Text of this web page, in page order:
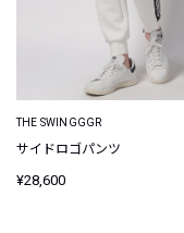
THE SWINGGGR
サイドロゴパンツ
¥28,600